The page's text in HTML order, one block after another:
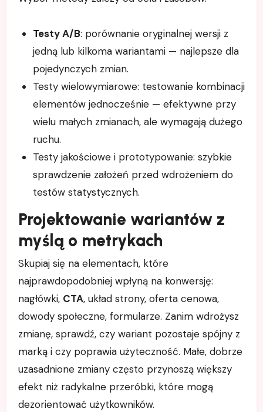
Testy A/B: porównanie oryginalnej wersji z
jedną lub kilkoma wariantami — najlepsze dla
pojedynczych zmian.
Testy wielowymiarowe: testowanie kombinacji
elementów jednocześnie — efektywne przy
wielu małych zmianach, ale wymagają dużego
ruchu.
Testy jakościowe i prototypowanie: szybkie
sprawdzenie założeń przed wdrożeniem do
testów statystycznych.
Projektowanie wariantów z
myślą o metrykach
Skupiaj się na elementach, które
najprawdopodobniej wpłyną na konwersję:
nagłówki, CTA, układ strony, oferta cenowa,
dowody społeczne, formularze. Zanim wdrożysz
zmianę, sprawdź, czy wariant pozostaje spójny z
marką i czy poprawia użyteczność. Małe, dobrze
uzasadnione zmiany często przynoszą większy
efekt niż radykalne przeróbki, które mogą
dezorientować użytkowników.